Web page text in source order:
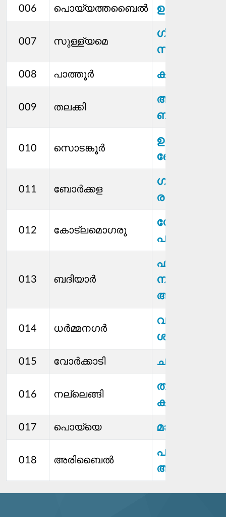
006 പൊയ്യത്തബൈൽ ഉമേഷ് ഷെട്ടി
007 സുള്ള്യമെ
ഗീത വി ആര്
സാമാനി
008 പാത്തൂർ കുഞ്ഞാമിന
009 തലക്കി
അബ്ദുല്‍
ബി എ
010 സൊടങ്കൂർ
ഉമ്മർ
ബോർക്കള
011 ബോര്‍ക്കള
ഗായത്രി
രവീന്ദ്ര
012 കോട്ലമൊഗരു
പജ്വാ
013 ബദിയാർ
ഫാത്തിമത്
നസീമ
അഷ്‌റഫ്
014 ധർമ്മനഗർ
വസന്തി
ശ്രീധർ
015 വോര്‍ക്കാടി ചന്ദ്രശേഖര
016 നല്ലെങ്ങി
തുളസി
കുമാരി കെ
017 പൊയ്യെ മാലതി കെ
018 അരിബൈൽ
അരിബയിൽ